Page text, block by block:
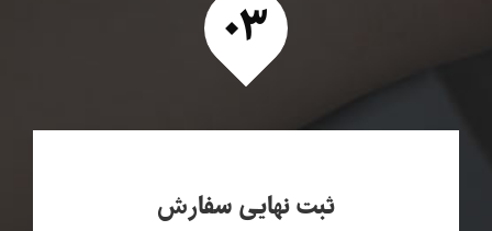
۰۳
ثبت نهایی سفارش